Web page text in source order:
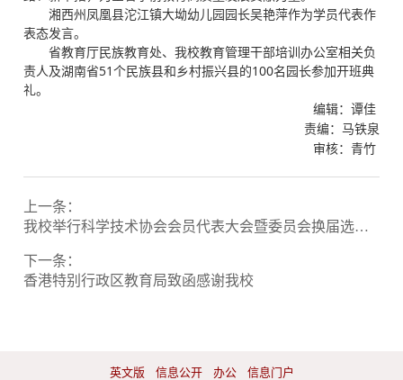
湘西州凤凰县沱江镇大坳幼儿园园长吴艳萍作为学员代表作
表态发言。
省教育厅民族教育处、我校教育管理干部培训办公室相关负
责人及湖南省51个民族县和乡村振兴县的100名园长参加开班典
礼。
编辑：谭佳
责编：马铁泉
审核：青竹
上一条：
我校举行科学技术协会会员代表大会暨委员会换届选举大会
下一条：
香港特别行政区教育局致函感谢我校
英文版 信息公开 办公 信息门户